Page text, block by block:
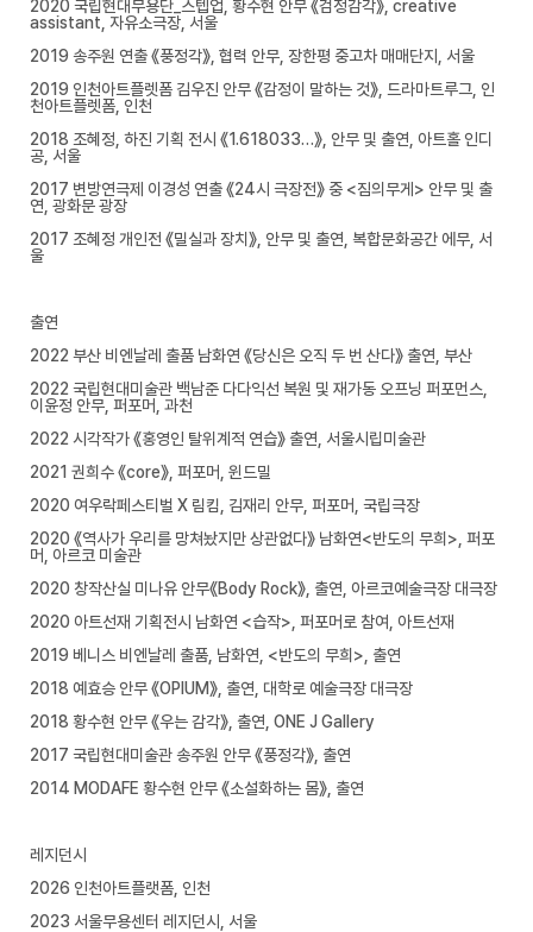
2020 국립현대무용단_스텝업, 황수현 안무 《검정감각》, creative
assistant, 자유소극장, 서울
2019 송주원 연출 《풍정각》, 협력 안무, 장한평 중고차 매매단지, 서울
2019 인천아트플렛폼 김우진 안무 《감정이 말하는 것》, 드라마트루그, 인
천아트플렛폼, 인천
2018 조혜정, 하진 기획 전시 《1.618033…》, 안무 및 출연, 아트홀 인디
공, 서울
2017 변방연극제 이경성 연출 《24시 극장전》 중 <짐의무게> 안무 및 출
연, 광화문 광장
2017 조혜정 개인전 《밀실과 장치》, 안무 및 출연, 복합문화공간 에무, 서
울
출연
2022 부산 비엔날레 출품 남화연 《당신은 오직 두 번 산다》 출연, 부산
2022 국립현대미술관 백남준 다다익선 복원 및 재가동 오프닝 퍼포먼스,
이윤정 안무, 퍼포머, 과천
2022 시각작가 《홍영인 탈위계적 연습》 출연, 서울시립미술관
2021 권희수 《core》, 퍼포머, 윈드밀
2020 여우락페스티벌 X 림킴, 김재리 안무, 퍼포머, 국립극장
2020 《역사가 우리를 망쳐놨지만 상관없다》 남화연<반도의 무희>, 퍼포
머, 아르코 미술관
2020 창작산실 미나유 안무《Body Rock》, 출연, 아르코예술극장 대극장
2020 아트선재 기획전시 남화연 <습작>, 퍼포머로 참여, 아트선재
2019 베니스 비엔날레 출품, 남화연, <반도의 무희>, 출연
2018 예효승 안무 《OPIUM》, 출연, 대학로 예술극장 대극장
2018 황수현 안무 《우는 감각》, 출연, ONE J Gallery
2017 국립현대미술관 송주원 안무 《풍정각》, 출연
2014 MODAFE 황수현 안무 《소설화하는 몸》, 출연
레지던시
2026 인천아트플랫폼, 인천
2023 서울무용센터 레지던시, 서울